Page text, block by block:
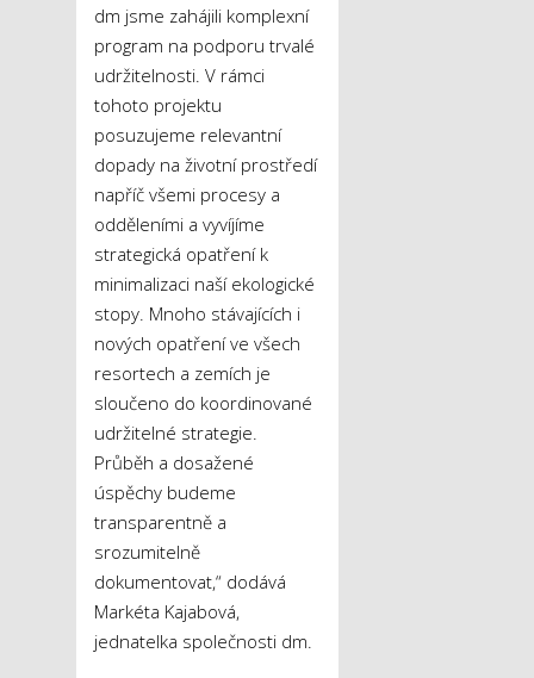
dm jsme zahájili komplexní
program na podporu trvalé
udržitelnosti. V rámci
tohoto projektu
posuzujeme relevantní
dopady na životní prostředí
napříč všemi procesy a
odděleními a vyvíjíme
strategická opatření k
minimalizaci naší ekologické
stopy. Mnoho stávajících i
nových opatření ve všech
resortech a zemích je
sloučeno do koordinované
udržitelné strategie.
Průběh a dosažené
úspěchy budeme
transparentně a
srozumitelně
dokumentovat,“ dodává
Markéta Kajabová,
jednatelka společnosti dm.